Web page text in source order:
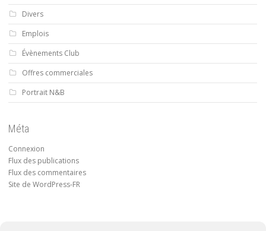
Divers
Emplois
Évènements Club
Offres commerciales
Portrait N&B
Méta
Connexion
Flux des publications
Flux des commentaires
Site de WordPress-FR